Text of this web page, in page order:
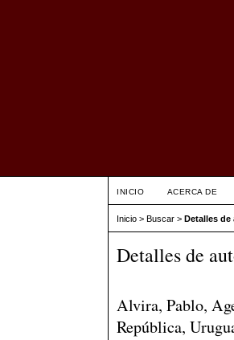
INICIO ACERCA DE
Inicio >Buscar >Detalles de
Detalles de
Alvira, Pablo,
República,